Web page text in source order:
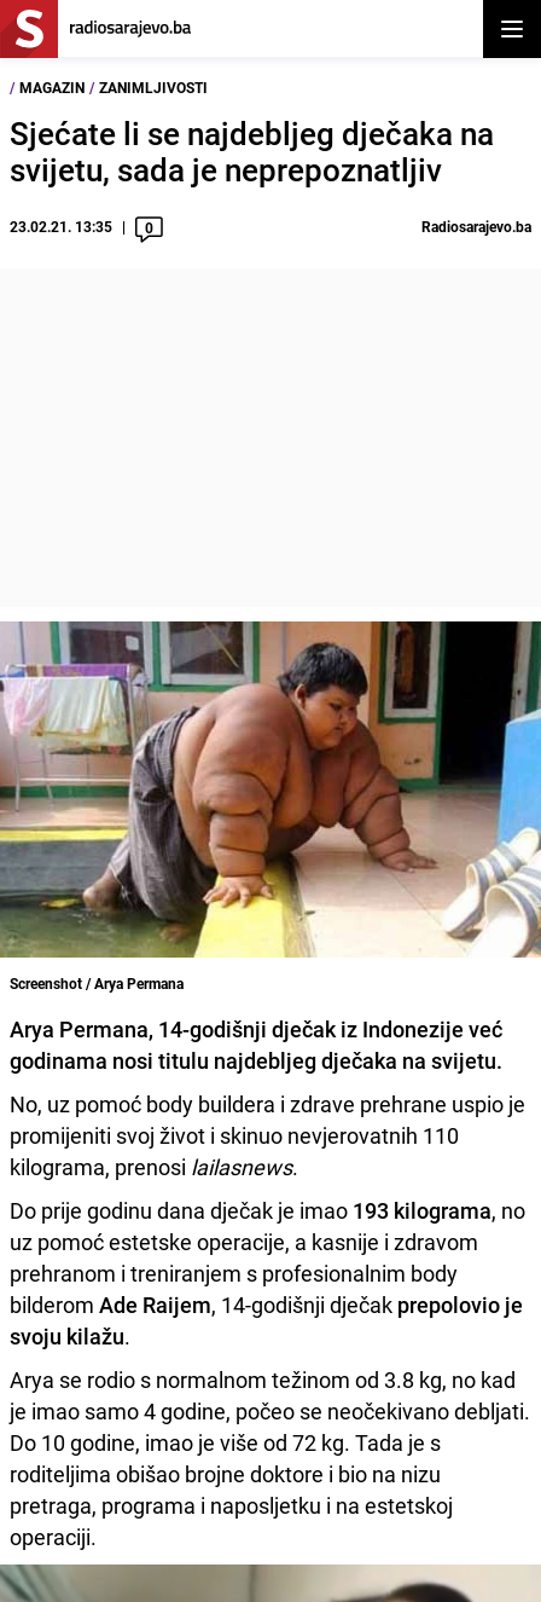
/ MAGAZIN / ZANIMLJIVOSTI
Sjećate li se najdebljeg dječaka na
svijetu, sada je neprepoznatljiv
23.02.21. 13:35 0 Radiosarajevo.ba
Screenshot / Arya Permana
Arya Permana, 14-godišnji dječak iz Indonezije već
godinama nosi titulu najdebljeg dječaka na svijetu.
No, uz pomoć body buildera i zdrave prehrane uspio je
promijeniti svoj život i skinuo nevjerovatnih 110
kilograma, prenosi lailasnews.
Do prije godinu dana dječak je imao 193 kilograma, no
uz pomoć estetske operacije, a kasnije i zdravom
prehranom i treniranjem s profesionalnim body
bilderom Ade Raijem, 14-godišnji dječak prepolovio je
svoju kilažu.
Arya se rodio s normalnom težinom od 3.8 kg, no kad
je imao samo 4 godine, počeo se neočekivano debljati.
Do 10 godine, imao je više od 72 kg. Tada je s
roditeljima obišao brojne doktore i bio na nizu
pretraga, programa i naposljetku i na estetskoj
operaciji.